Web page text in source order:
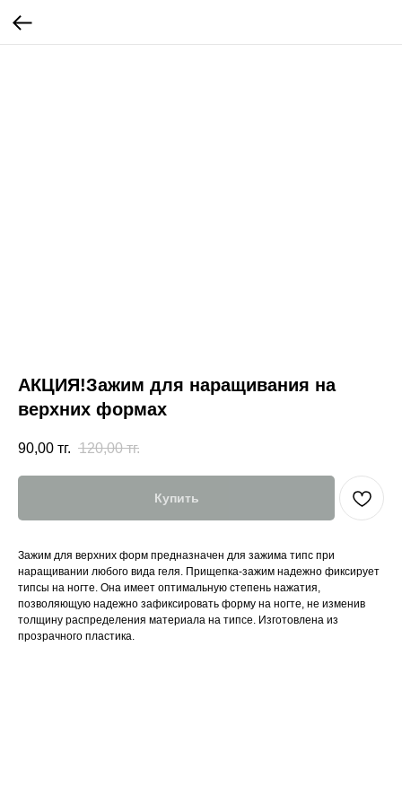
АКЦИЯ!Зажим для наращивания на
верхних формах
90,00 тг. 120,00 тг.
Купить
Зажим для верхних форм предназначен для зажима типс при
наращивании любого вида геля. Прищепка-зажим надежно фиксирует
типсы на ногте. Она имеет оптимальную степень нажатия,
позволяющую надежно зафиксировать форму на ногте, не изменив
толщину распределения материала на типсе. Изготовлена из
прозрачного пластика.